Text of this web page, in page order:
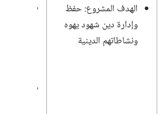
الهدف المشروع:‏ حفظ
وإدارة دين شهود يهوه
ونشاطاتهم الدينية